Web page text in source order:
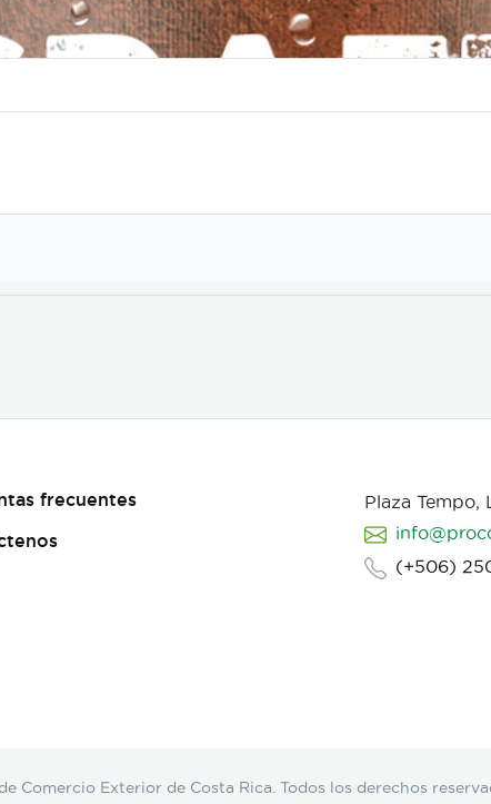
frecuentes
Plaza Tempo,
(+506)
Comercio Exterior de Costa Rica. Todos los derechos